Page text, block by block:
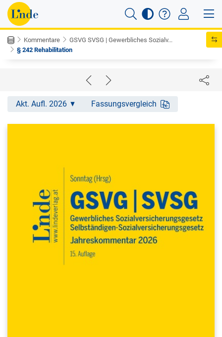
Kommentare
GSVG SVSG | Gewerbliches Sozialv...
§ 242 Rehabilitation
Akt. Aufl. 2026 Fassungsvergleich